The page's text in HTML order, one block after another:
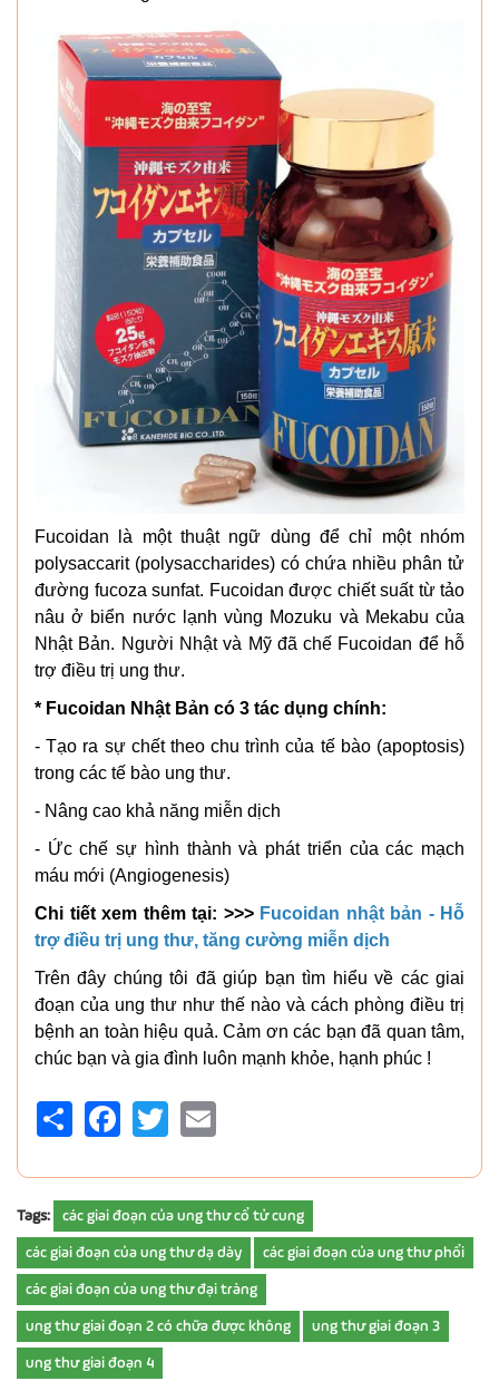
Fucoidan là một thuật ngữ dùng để chỉ một nhóm
polysaccarit (polysaccharides) có chứa nhiều phân tử
đường fucoza sunfat. Fucoidan được chiết suất từ tảo
nâu ở biển nước lạnh vùng Mozuku và Mekabu của
Nhật Bản. Người Nhật và Mỹ đã chế Fucoidan để hỗ
trợ điều trị ung thư.
* Fucoidan Nhật Bản có 3 tác dụng chính:
- Tạo ra sự chết theo chu trình của tế bào (apoptosis)
trong các tế bào ung thư.
- Nâng cao khả năng miễn dịch
- Ức chế sự hình thành và phát triển của các mạch
máu mới (Angiogenesis)
Chi tiết xem thêm tại: >>> Fucoidan nhật bản - Hỗ
trợ điều trị ung thư, tăng cường miễn dịch
Trên đây chúng tôi đã giúp bạn tìm hiểu về các giai
đoạn của ung thư như thế nào và cách phòng điều trị
bệnh an toàn hiệu quả. Cảm ơn các bạn đã quan tâm,
chúc bạn và gia đình luôn mạnh khỏe, hạnh phúc !
Share FacebookTwitter
Tags: các giai đoạn của ung thư cổ tử cung
các giai đoạn của ung thư dạ dày các giai đoạn của ung thư phổi
các giai đoạn của ung thư đại tràng
ung thư giai đoạn 2 có chữa được không ung thư giai đoạn 3
ung thư giai đoạn 4